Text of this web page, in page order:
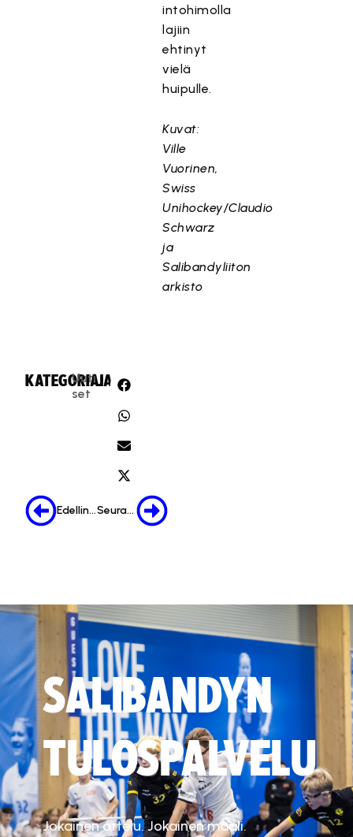
intohimolla
lajiin
ehtinyt
vielä
huipulle.
Kuvat:
Ville
Vuorinen,
Swiss
Unihockey/Claudio
Schwarz
ja
Salibandyliiton
arkisto
KATEGORIA:
Uuti
set
JAA:
Edellinen Seuraava
SALIBANDYN
TULOSPALVELU
Jokainen ottelu. Jokainen maali.